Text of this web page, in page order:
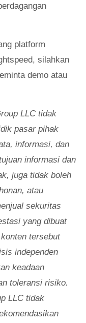
platform
silahkan
demo atau
LLC tidak
pasar pihak
informasi, dan
informasi dan
juga tidak boleh
atau
sekuritas
yang dibuat
tersebut
independen
keadaan
toleransi risiko.
LLC tidak